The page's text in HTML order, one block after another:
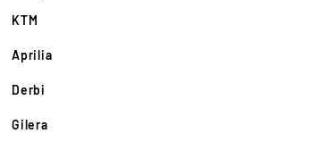
KTM
Aprilia
Derbi
Gilera